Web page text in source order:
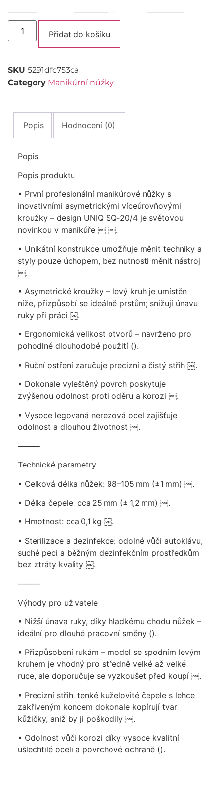
Přidat do košíku
SKU 5291dfc753ca
Category Manikúrní núźky
Popis Hodnocení (0)
Popis
Popis produktu
• První profesionální manikúrové nůžky s
inovativními asymetrickými víceúrovňovými
kroužky – design UNIQ SQ‑20/4 je světovou
novinkou v manikúře ￼ ￼.
• Unikátní konstrukce umožňuje měnit techniky a
styly pouze úchopem, bez nutnosti měnit nástroj
￼.
• Asymetrické kroužky – levý kruh je umístěn
níže, přizpůsobí se ideálně prstům; snižují únavu
ruky při práci ￼.
• Ergonomická velikost otvorů – navrženo pro
pohodlné dlouhodobé použití ().
• Ruční ostření zaručuje precizní a čistý střih ￼.
• Dokonale vyleštěný povrch poskytuje
zvýšenou odolnost proti oděru a korozi ￼.
• Vysoce legovaná nerezová ocel zajišťuje
odolnost a dlouhou životnost ￼.
⸻
Technické parametry
• Celková délka nůžek: 98–105 mm (±1 mm) ￼.
• Délka čepele: cca 25 mm (± 1,2 mm) ￼.
• Hmotnost: cca 0,1 kg ￼.
• Sterilizace a dezinfekce: odolné vůči autoklávu,
suché peci a běžným dezinfekčním prostředkům
bez ztráty kvality ￼.
⸻
Výhody pro uživatele
• Nižší únava ruky, díky hladkému chodu nůžek –
ideální pro dlouhé pracovní směny ().
• Přizpůsobení rukám – model se spodním levým
kruhem je vhodný pro středně velké až velké
ruce, ale doporučuje se vyzkoušet před koupí ￼.
• Precizní střih, tenké kuželovité čepele s lehce
zakřiveným koncem dokonale kopírují tvar
kůžičky, aniž by ji poškodily ￼.
• Odolnost vůči korozi díky vysoce kvalitní
ušlechtilé oceli a povrchové ochraně ().